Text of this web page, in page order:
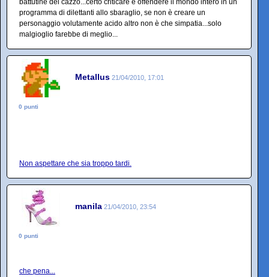
battutine del cazzo...certo criticare e offendere il mondo intero in un
programma di dilettanti allo sbaraglio, se non è creare un
personaggio volutamente acido altro non è che simpatia...solo
malgioglio farebbe di meglio...
Metallus 21/04/2010, 17:01
0 punti
Non aspettare che sia troppo tardi.
manila 21/04/2010, 23:54
0 punti
che pena...